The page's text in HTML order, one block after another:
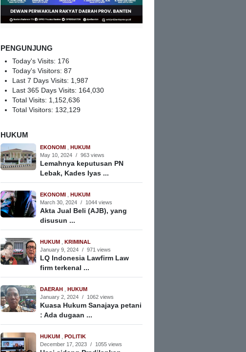
PENGUNJUNG
Today's Visits: 176
Today's Visitors:87
Last 7 Days Visits: 1,987
Last 365 Days Visits: 164,030
Total Visits: 1,152,636
Total Visitors: 132,129
HUKUM
EKONOMI
HUKUM
May 10, 2024 / 963 views
Lemahnya keputusan PN
Lebak, Kades Iyas ...
EKONOMI
HUKUM
March 30, 2024 / 1044 views
Akta Jual Beli (AJB), yang
disusun ...
HUKUM
KRIMINAL
January 9, 2024 / 971 views
LQ Indonesia Lawfirm Law
firm terkenal ...
DAERAH
HUKUM
January 2, 2024 / 1062 views
Kuasa Hukum Sanajaya petani
: Ada dugaan ...
HUKUM
POLITIK
December 17, 2023 / 1055 views